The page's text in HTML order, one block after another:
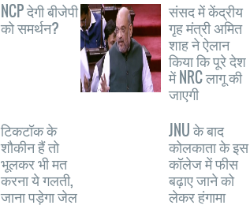
NCP देगी बीजेपी
को समर्थन?
संसद में केंद्रीय
गृह मंत्री अमित
शाह ने ऐलान
किया कि पूरे देश
में NRC लागू की
जाएगी
टिकटॉक के
शौकीन हैं तो
भूलकर भी मत
करना ये गलती,
जाना पड़ेगा जेल
JNU के बाद
कोलकाता के इस
कॉलेज में फीस
बढ़ाए जाने को
लेकर हंगामा